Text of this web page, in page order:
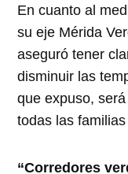
En cuanto al
su eje Mérida
aseguró tener
disminuir las
que expuso,
todas las
“Corredores